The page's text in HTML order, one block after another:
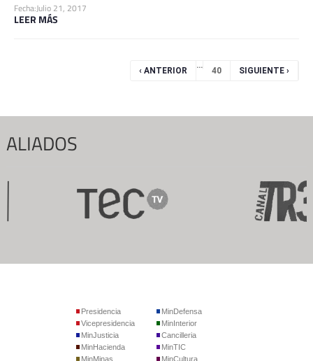
Fecha:Julio 21, 2017
LEER MÁS
‹ ANTERIOR
…
40 SIGUIENTE ›
ALIADOS
Presidencia
Vicepresidencia
MinJusticia
MinDefensa
MinInterior
Cancilleria
MinHacienda
MinMinas
MinTIC
MinCultura